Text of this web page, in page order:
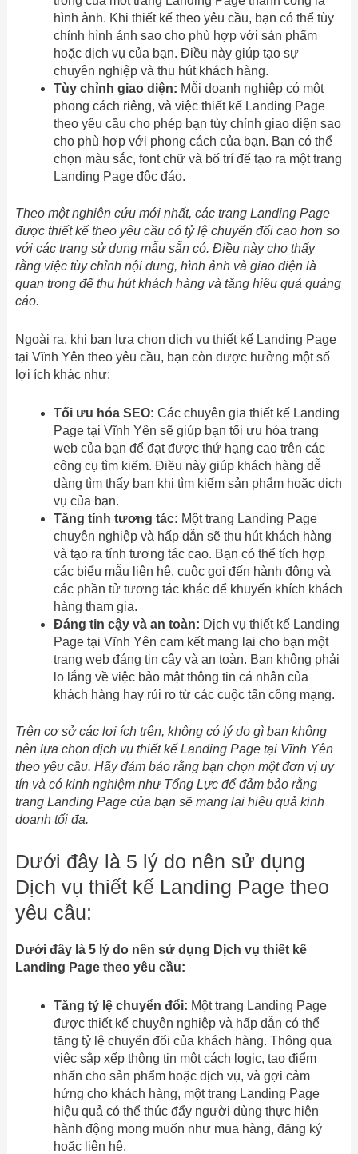
hình ảnh. Khi thiết kế theo yêu cầu, bạn có thể tùy
chỉnh hình ảnh sao cho phù hợp với sản phẩm
hoặc dịch vụ của bạn. Điều này giúp tạo sự
chuyên nghiệp và thu hút khách hàng.
Tùy chỉnh giao diện: Mỗi doanh nghiệp có một
phong cách riêng, và việc thiết kế Landing Page
theo yêu cầu cho phép bạn tùy chỉnh giao diện sao
cho phù hợp với phong cách của bạn. Bạn có thể
chọn màu sắc, font chữ và bố trí để tạo ra một trang
Landing Page độc đáo.
Theo một nghiên cứu mới nhất, các trang Landing Page
được thiết kế theo yêu cầu có tỷ lệ chuyển đổi cao hơn so
với các trang sử dụng mẫu sẵn có. Điều này cho thấy
rằng việc tùy chỉnh nội dung, hình ảnh và giao diện là
quan trọng để thu hút khách hàng và tăng hiệu quả quảng
cáo.
Ngoài ra, khi bạn lựa chọn dịch vụ thiết kế Landing Page
tại Vĩnh Yên theo yêu cầu, bạn còn được hưởng một số
lợi ích khác như:
Tối ưu hóa SEO: Các chuyên gia thiết kế Landing
Page tại Vĩnh Yên sẽ giúp bạn tối ưu hóa trang
web của bạn để đạt được thứ hạng cao trên các
công cụ tìm kiếm. Điều này giúp khách hàng dễ
dàng tìm thấy bạn khi tìm kiếm sản phẩm hoặc dịch
vụ của bạn.
Tăng tính tương tác: Một trang Landing Page
chuyên nghiệp và hấp dẫn sẽ thu hút khách hàng
và tạo ra tính tương tác cao. Bạn có thể tích hợp
các biểu mẫu liên hệ, cuộc gọi đến hành động và
các phần tử tương tác khác để khuyến khích khách
hàng tham gia.
Đáng tin cậy và an toàn: Dịch vụ thiết kế Landing
Page tại Vĩnh Yên cam kết mang lại cho bạn một
trang web đáng tin cậy và an toàn. Bạn không phải
lo lắng về việc bảo mật thông tin cá nhân của
khách hàng hay rủi ro từ các cuộc tấn công mạng.
Trên cơ sở các lợi ích trên, không có lý do gì bạn không
nên lựa chọn dịch vụ thiết kế Landing Page tại Vĩnh Yên
theo yêu cầu. Hãy đảm bảo rằng bạn chọn một đơn vị uy
tín và có kinh nghiệm như Tổng Lực để đảm bảo rằng
trang Landing Page của bạn sẽ mang lại hiệu quả kinh
doanh tối đa.
Dưới đây là 5 lý do nên sử dụng
Dịch vụ thiết kế Landing Page theo
yêu cầu:
Dưới đây là 5 lý do nên sử dụng Dịch vụ thiết kế
Landing Page theo yêu cầu:
Tăng tỷ lệ chuyển đổi: Một trang Landing Page
được thiết kế chuyên nghiệp và hấp dẫn có thể
tăng tỷ lệ chuyển đổi của khách hàng. Thông qua
việc sắp xếp thông tin một cách logic, tạo điểm
nhấn cho sản phẩm hoặc dịch vụ, và gợi cảm
hứng cho khách hàng, một trang Landing Page
hiệu quả có thể thúc đẩy người dùng thực hiện
hành động mong muốn như mua hàng, đăng ký
hoặc liên hệ.